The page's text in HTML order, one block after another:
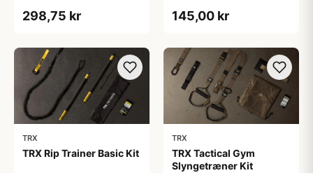
298,75 kr 145,00 kr
TRX
TRX Rip Trainer Basic Kit
TRX
TRX Tactical Gym
Slyngetræner Kit